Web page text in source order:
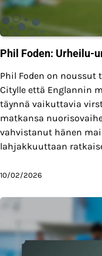
Phil Foden: Urheilu-
Phil Foden on noussut
Citylle että Englannin
täynnä vaikuttavia
matkansa
vahvistanut hänen
lahjakkuuttaan
10/02/2026